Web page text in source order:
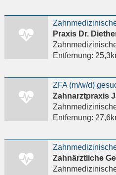
Praxis Dr.
Entfernung:
ZFA (m/w/d)
Zahnarztpraxis
Entfernung: